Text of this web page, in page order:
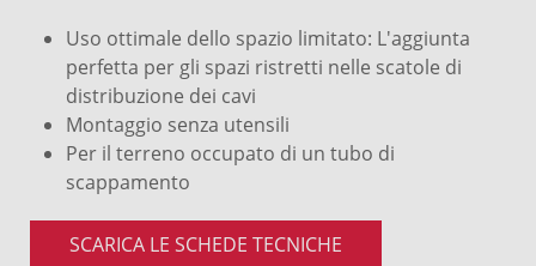
Uso ottimale dello spazio limitato: L'aggiunta
perfetta per gli spazi ristretti nelle scatole di
distribuzione dei cavi
Montaggio senza utensili
Per il terreno occupato di un tubo di
scappamento
SCARICA LE SCHEDE TECNICHE